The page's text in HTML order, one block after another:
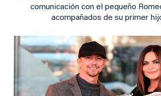
comunicación con el pequeño
acompañados de su primer